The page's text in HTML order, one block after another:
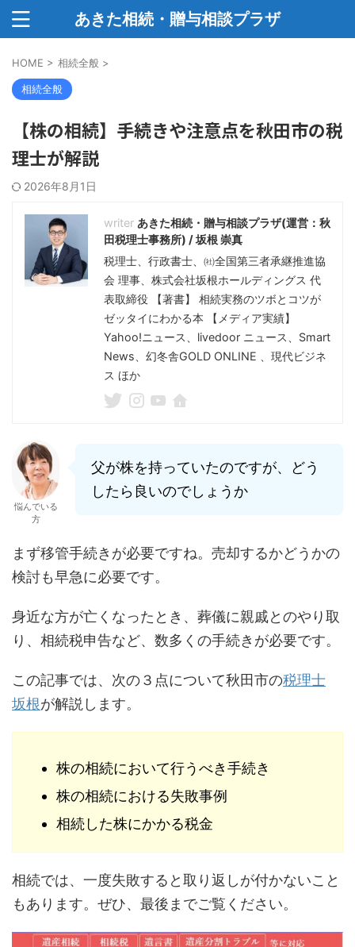
あきた相続・贈与相談プラザ
HOME > 相続全般 >
相続全般
【株の相続】手続きや注意点を秋田市の税
理士が解説
2026年8月1日
あきた相続・贈与相談プラザ(運営：秋
田税理士事務所) / 坂根 崇真
税理士、行政書士、㈳全国第三者承継推進協
会 理事、株式会社坂根ホールディングス 代
表取締役 【著書】 相続実務のツボとコツが
ゼッタイにわかる本 【メディア実績】
Yahoo!ニュース、livedoor ニュース、Smart
News、幻冬舎GOLD ONLINE 、現代ビジネ
ス ほか
悩んでいる
方
父が株を持っていたのですが、どう
したら良いのでしょうか
まず移管手続きが必要ですね。売却するかどうかの
検討も早急に必要です。
身近な方が亡くなったとき、葬儀に親戚とのやり取
り、相続税申告など、数多くの手続きが必要です。
この記事では、次の３点について秋田市の税理士
坂根が解説します。
株の相続において行うべき手続き
株の相続における失敗事例
相続した株にかかる税金
相続では、一度失敗すると取り返しが付かないこと
もあります。ぜひ、最後までご覧ください。